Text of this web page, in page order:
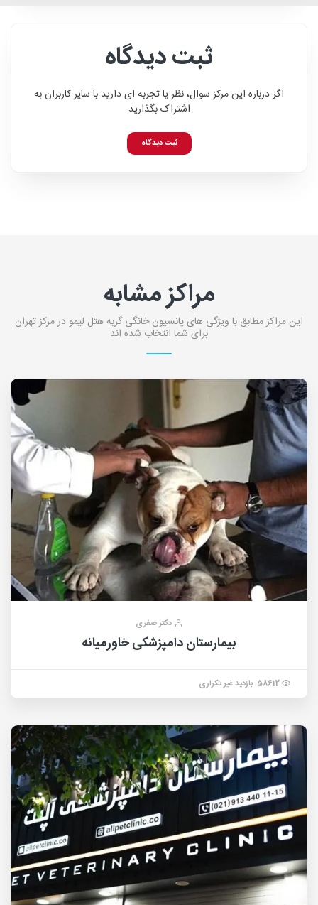
ثبت دیدگاه
اگر درباره این مرکز سوال، نظر یا تجربه ای دارید با سایر کاربران به
اشتراک بگذارید
ثبت دیدگاه
مراکز مشابه
این مراکز مطابق با ویژگی های پانسیون خانگی گربه هتل لیمو در مرکز تهران
برای شما انتخاب شده اند
دکتر صفری
بیمارستان دامپزشکی خاورمیانه
58612 بازدید غیر تکراری